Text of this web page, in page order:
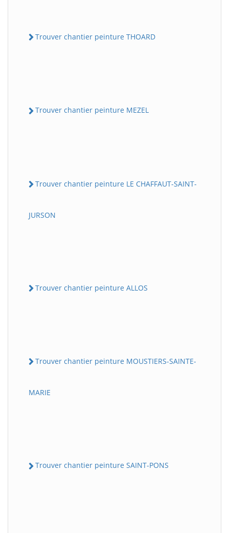
Trouver chantier peinture THOARD
Trouver chantier peinture MEZEL
Trouver chantier peinture LE CHAFFAUT-SAINT-
JURSON
Trouver chantier peinture ALLOS
Trouver chantier peinture MOUSTIERS-SAINTE-
MARIE
Trouver chantier peinture SAINT-PONS